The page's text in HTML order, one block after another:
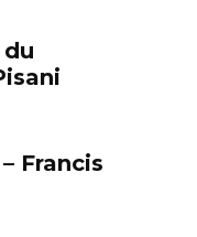
Francis